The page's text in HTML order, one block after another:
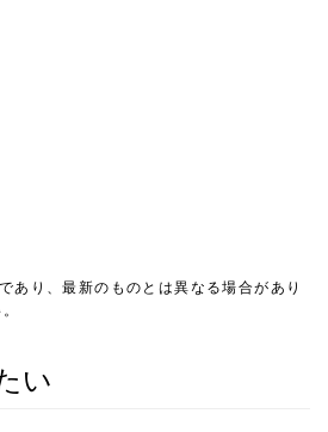
あり、最新のものとは異なる場合があり
い